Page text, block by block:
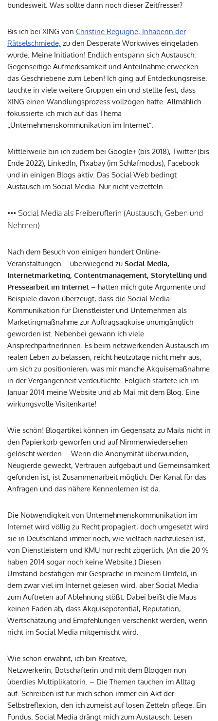
bundesweit. Was sollte dann noch dieser Zeitfresser?
Bis ich bei XING von Christine Reguigne, Inhaberin der
Rätselschmiede, zu den Desperate Workwives eingeladen
wurde. Meine Initiation! Endlich entspann sich Austausch.
Gegenseitige Aufmerksamkeit und Anteilnahme erwecken
das Geschriebene zum Leben! Ich ging auf Entdeckungsreise,
tauchte in viele weitere Gruppen ein und stellte fest, dass
XING einen Wandlungsprozess vollzogen hatte. Allmählich
fokussierte ich mich auf das Thema
„Unternehmenskommunikation im Internet“.
Mittlerweile bin ich zudem bei Google+ (bis 2018), Twitter (bis
Ende 2022), LinkedIn, Pixabay (im Schlafmodus), Facebook
und in einigen Blogs aktiv. Das Social Web bedingt
Austausch im Social Media. Nur nicht verzetteln …
••• Social Media als Freiberuflerin (Austausch, Geben und
Nehmen)
Nach dem Besuch von einigen hundert Online-
Veranstaltungen – überwiegend zu Social Media,
Internetmarketing, Contentmanagement, Storytelling und
Pressearbeit im Internet – hatten mich gute Argumente und
Beispiele davon überzeugt, dass die Social Media-
Kommunikation für Dienstleister und Unternehmen als
Marketingmaßnahme zur Auftragsaqkuise unumgänglich
geworden ist. Nebenbei gewann ich viele
AnsprechpartnerInnen. Es beim netzwerkenden Austausch im
realen Leben zu belassen, reicht heutzutage nicht mehr aus,
um sich zu positionieren, was mir manche Akquisemaßnahme
in der Vergangenheit verdeutlichte. Folglich startete ich im
Januar 2014 meine Website und ab Mai mit dem Blog. Eine
wirkungsvolle Visitenkarte!
Wie schön! Blogartikel können im Gegensatz zu Mails nicht in
den Papierkorb geworfen und auf Nimmerwiedersehen
gelöscht werden … Wenn die Anonymität überwunden,
Neugierde geweckt, Vertrauen aufgebaut und Gemeinsamkeit
gefunden ist, ist Zusammenarbeit möglich. Der Kanal für das
Anfragen und das nähere Kennenlernen ist da.
Die Notwendigkeit von Unternehmenskommunikation im
Internet wird völlig zu Recht propagiert, doch umgesetzt wird
sie in Deutschland immer noch, wie vielfach nachzulesen ist,
von Dienstleistern und KMU nur recht zögerlich. (An die 20 %
haben 2014 sogar noch keine Website.) Diesen
Umstand bestätigen mir Gespräche in meinem Umfeld, in
dem zwar viel im Internet gelesen wird, aber Social Media
zum Auftreten auf Ablehnung stößt. Dabei beißt die Maus
keinen Faden ab, dass Akquisepotential, Reputation,
Wertschätzung und Empfehlungen verschenkt werden, wenn
nicht im Social Media mitgemischt wird.
Wie schon erwähnt, ich bin Kreative,
Netzwerkerin, Botschafterin und mit dem Bloggen nun
überdies Multiplikatorin. – Die Themen tauchen im Alltag
auf. Schreiben ist für mich schon immer ein Akt der
Selbstreflexion, den ich zumeist auf losen Zetteln pflege. Ein
Fundus. Social Media drängt mich zum Austausch. Lesen